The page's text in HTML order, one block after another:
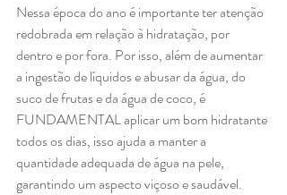
Nessa época do ano é importante ter atenção
redobrada em relação à hidratação, por
dentro e por fora. Por isso, além de aumentar
a ingestão de líquidos e abusar da água, do
suco de frutas e da água de coco, é
FUNDAMENTAL aplicar um bom hidratante
todos os dias, isso ajuda a manter a
quantidade adequada de água na pele,
garantindo um aspecto viçoso e saudável.